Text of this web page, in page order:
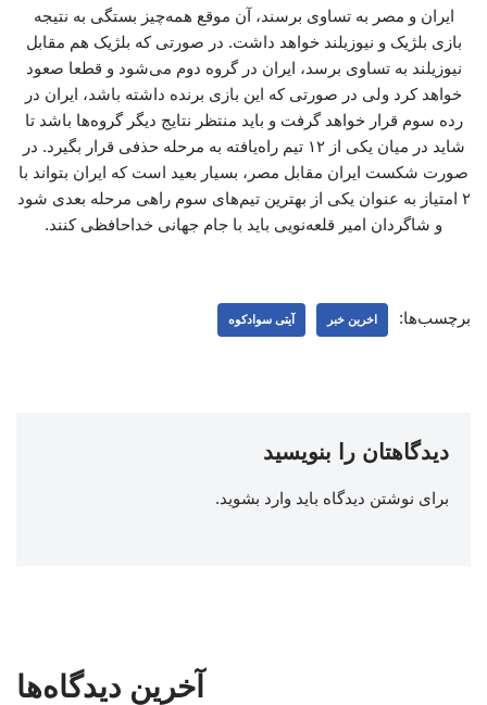
ایران و مصر به تساوی برسند، آن موقع همه‌چیز بستگی به نتیجه
بازی بلژیک و نیوزیلند خواهد داشت. در صورتی که بلژیک هم مقابل
نیوزیلند به تساوی برسد، ایران در گروه دوم می‌شود و قطعا صعود
خواهد کرد ولی در صورتی که این بازی برنده داشته باشد، ایران در
رده سوم قرار خواهد گرفت و باید منتظر نتایج دیگر گروه‌ها باشد تا
شاید در میان یکی از ۱۲ تیم راه‌یافته به مرحله حذفی قرار بگیرد. در
صورت شکست ایران مقابل مصر، بسیار بعید است که ایران بتواند با
۲ امتیاز به عنوان یکی از بهترین تیم‌های سوم راهی مرحله بعدی شود
و شاگردان امیر قلعه‌نویی باید با جام جهانی خداحافظی کنند.
برچسب‌ها: اخرین خبر آیتی سوادکوه
دیدگاهتان را بنویسید
برای نوشتن دیدگاه باید وارد بشوید.
آخرین دیدگاه‌ها